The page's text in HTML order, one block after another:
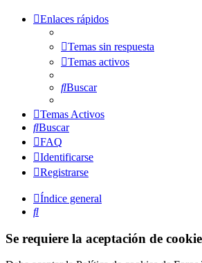
Enlaces rápidos
Temas sin respuesta
Temas activos
Buscar
Temas Activos
Buscar
FAQ
Identificarse
Registrarse
Índice general
Buscar
Se requiere la aceptación de